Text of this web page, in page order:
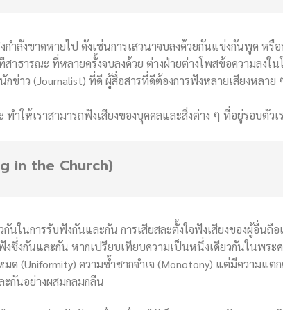
ลังขาดหายไป ดังเช่นการเสวนาจบลงด้วยกันแข่งกันพูด หรื
ธารณะ ที่หลายครั้งจบลงด้วย ต่างฝ่ายต่างโพสข้อความลงใน
ข่าว (Journalist) ที่ดี ผู้สื่อสารที่ดีต้องการฟังหลายเสียงหลาย
ำให้เราสามารถฟังเสียงของบุคคลและสิ่งต่าง ๆ ที่อยู่รอบตั
in the Church)
นในการรับฟังกันและกัน การเสียสละตั้งใจฟังเสียงของผู้อื่นถื
งซึ่งกันและกัน หากเปรียบเทียบความเป็นหนึ่งเดียวกันในพร
(Uniformity) ความซ้ำซากจำเจ (Monotony) แต่มีความแต
ะกันอย่างผสมกลมกลืน